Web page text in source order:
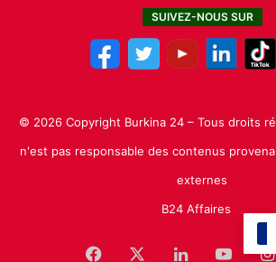
SUIVEZ-NOUS SUR
© 2026 Copyright Burkina 24 – Tous droits
n'est pas responsable des contenus
externes
B24 Affaires
Facebook Linkedin